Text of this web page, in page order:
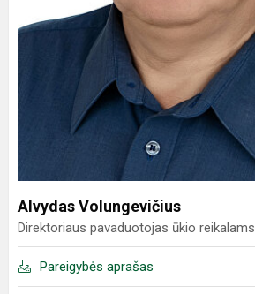
Alvydas Volungevičius
Direktoriaus pavaduotojas ūkio reikalams
Pareigybės aprašas